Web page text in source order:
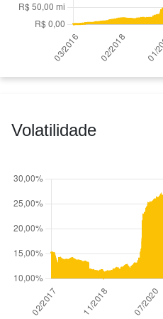
Volatilidade